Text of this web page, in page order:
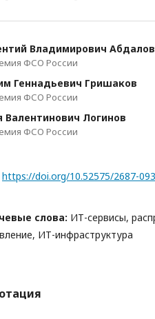
Владимирович Абдалов
ФСО России
Геннадьевич Гришаков
ФСО России
Валентинович Логинов
ФСО России
https://doi.org/10.52575/2687-
слова: ИТ-сервисы,
ИТ-инфраструктура